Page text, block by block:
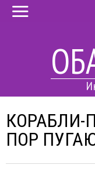
КОРАБЛИ-
ПОР